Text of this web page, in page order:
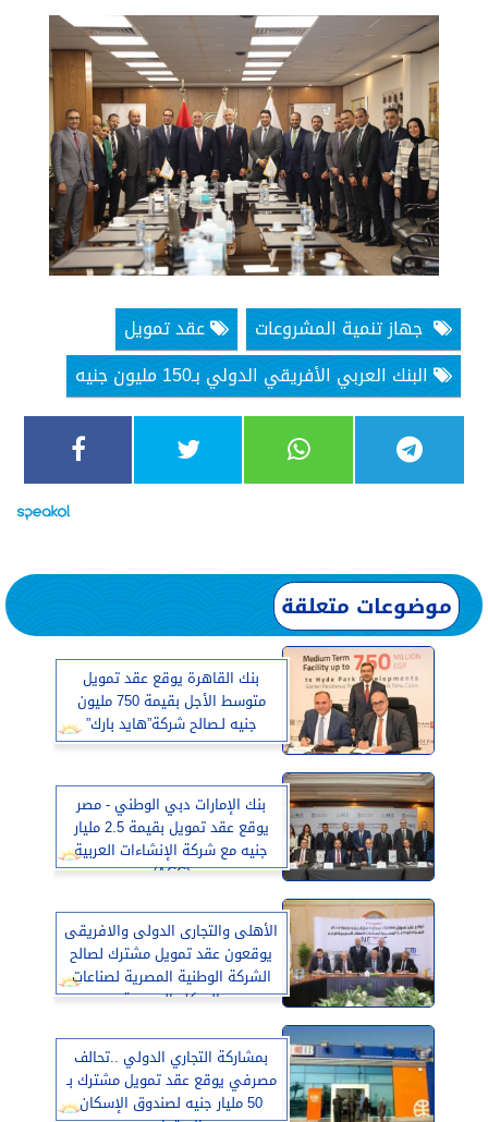
جهاز تنمية المشروعات
عقد تمويل
البنك العربي الأفريقي الدولي بـ150 مليون جنيه
موضوعات متعلقة
بنك القاهرة يوقع عقد تمويل
متوسط الأجل بقيمة 750 مليون
جنيه لـصالح شركة”هايد بارك”
بنك الإمارات دبي الوطني - مصر
يوقع عقد تمويل بقيمة 2.5 مليار
جنيه مع شركة الإنشاءات العربية
(ACC)
الأهلى والتجارى الدولى والافريقى
يوقعون عقد تمويل مشترك لصالح
الشركة الوطنية المصرية لصناعات
السكك الحديدية
بمشاركة التجاري الدولي ..تحالف
مصرفي يوقع عقد تمويل مشترك بـ
50 مليار جنيه لصندوق الإسكان